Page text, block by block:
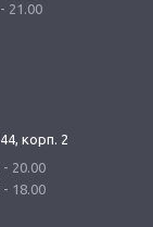
21.00
корп. 2
- 20.00
- 18.00